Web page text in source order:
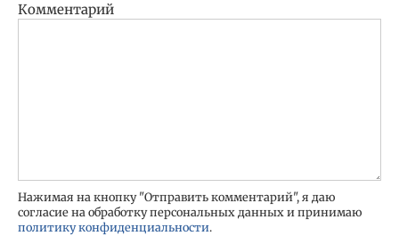
Комментарий
Нажимая на кнопку "Отправить комментарий", я даю
согласие на обработку персональных данных и принимаю
политику конфиденциальности.